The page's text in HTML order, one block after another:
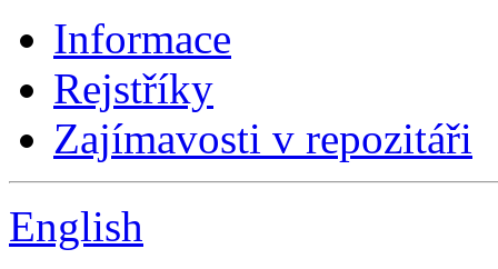
Informace
Rejstříky
Zajímavosti v repozitáři
English